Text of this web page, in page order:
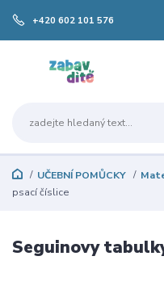
+420 602 101 576
UČEBNÍ POMŮCKY
psací číslice
Seguinovy